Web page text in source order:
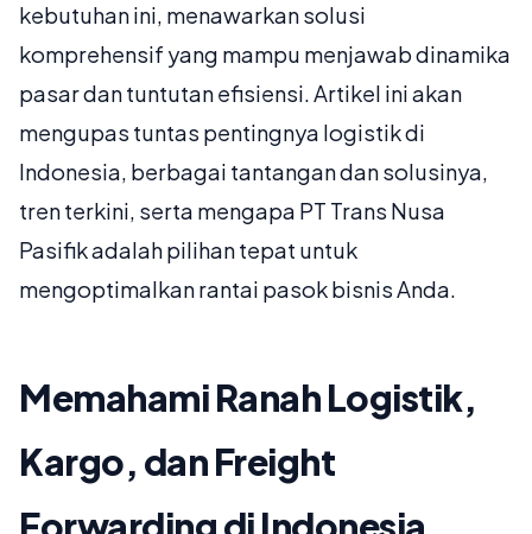
kebutuhan ini, menawarkan solusi
komprehensif yang mampu menjawab dinamika
pasar dan tuntutan efisiensi. Artikel ini akan
mengupas tuntas pentingnya logistik di
Indonesia, berbagai tantangan dan solusinya,
tren terkini, serta mengapa PT Trans Nusa
Pasifik adalah pilihan tepat untuk
mengoptimalkan rantai pasok bisnis Anda.
Memahami Ranah Logistik,
Kargo, dan Freight